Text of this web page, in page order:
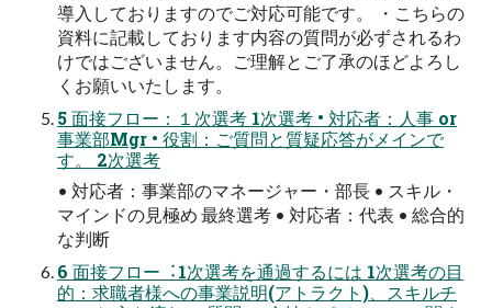
導入しておりますのでご対応可能です。 ・こちらの
資料に記載しております内容の質問が必ずされるわ
けではございません。ご理解とご了承のほどよろし
くお願いいたします。
5 面接フロー：１次選考 1次選考 • 対応者：人事 or
事業部Mgr • 役割：ご質問と質疑応答がメインで
す。 2次選考
• 対応者：事業部のマネージャー・部長 • スキル・
マインドの見極め 最終選考 • 対応者：代表 • 総合的
な判断
6 面接フロー︓1次選考を通過するには 1次選考の目
的：求職者様への事業説明(アトラクト)、スキルチ